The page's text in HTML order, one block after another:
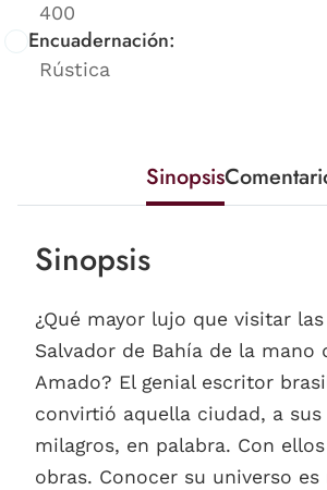
400
Encuadernación:
Rústica
Sinopsis
Sinopsis
¿Qué mayor lujo que visitar
Salvador de Bahía de la mano
Amado? El genial escritor
convirtió aquella ciudad, a sus
milagros, en palabra. Con
obras. Conocer su universo es